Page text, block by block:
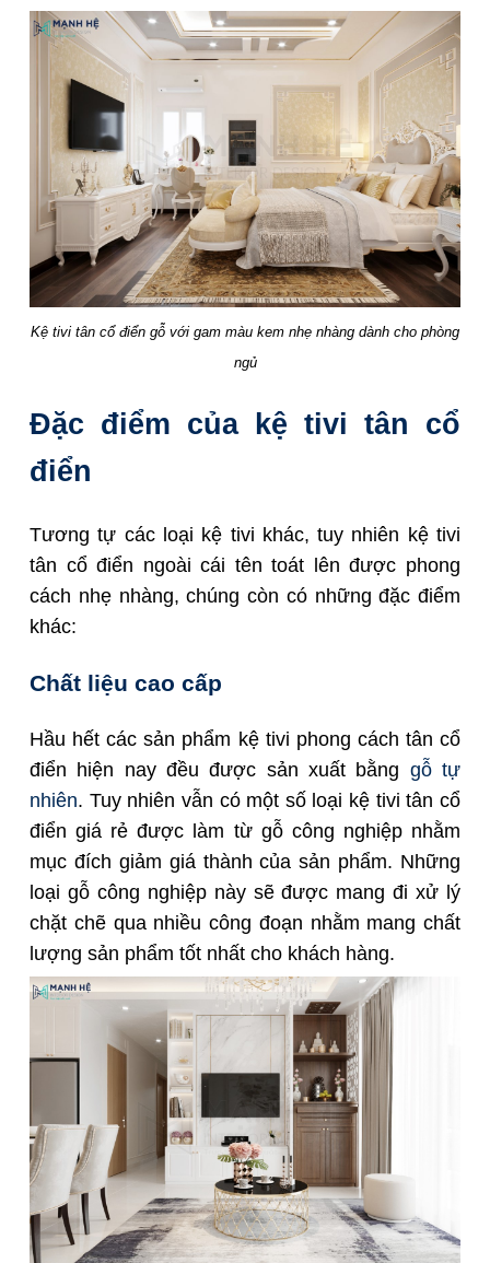
Kệ tivi tân cổ điển gỗ với gam màu kem nhẹ nhàng dành cho phòng
ngủ
Đặc điểm của kệ tivi tân cổ
điển
Tương tự các loại kệ tivi khác, tuy nhiên kệ tivi
tân cổ điển ngoài cái tên toát lên được phong
cách nhẹ nhàng, chúng còn có những đặc điểm
khác:
Chất liệu cao cấp
Hầu hết các sản phẩm kệ tivi phong cách tân cổ
điển hiện nay đều được sản xuất bằng gỗ tự
nhiên. Tuy nhiên vẫn có một số loại kệ tivi tân cổ
điển giá rẻ được làm từ gỗ công nghiệp nhằm
mục đích giảm giá thành của sản phẩm. Những
loại gỗ công nghiệp này sẽ được mang đi xử lý
chặt chẽ qua nhiều công đoạn nhằm mang chất
lượng sản phẩm tốt nhất cho khách hàng.